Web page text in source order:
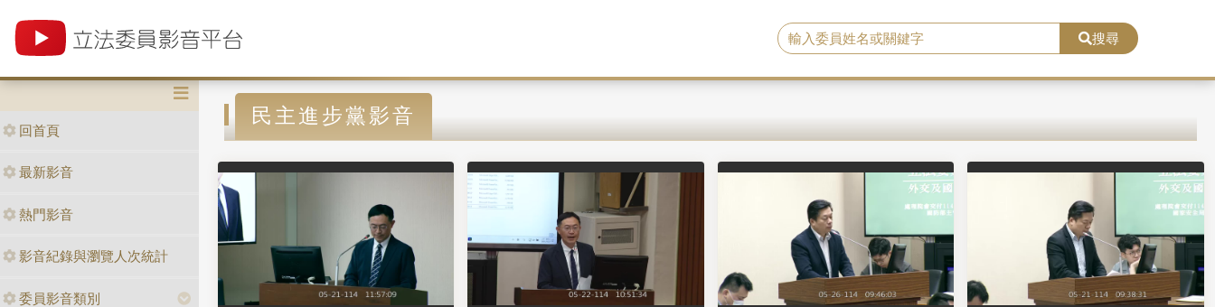
搜尋
回首頁
最新影音
熱門影音
影音紀錄與瀏覽人次統計
委員影音類別
民主進步黨影音